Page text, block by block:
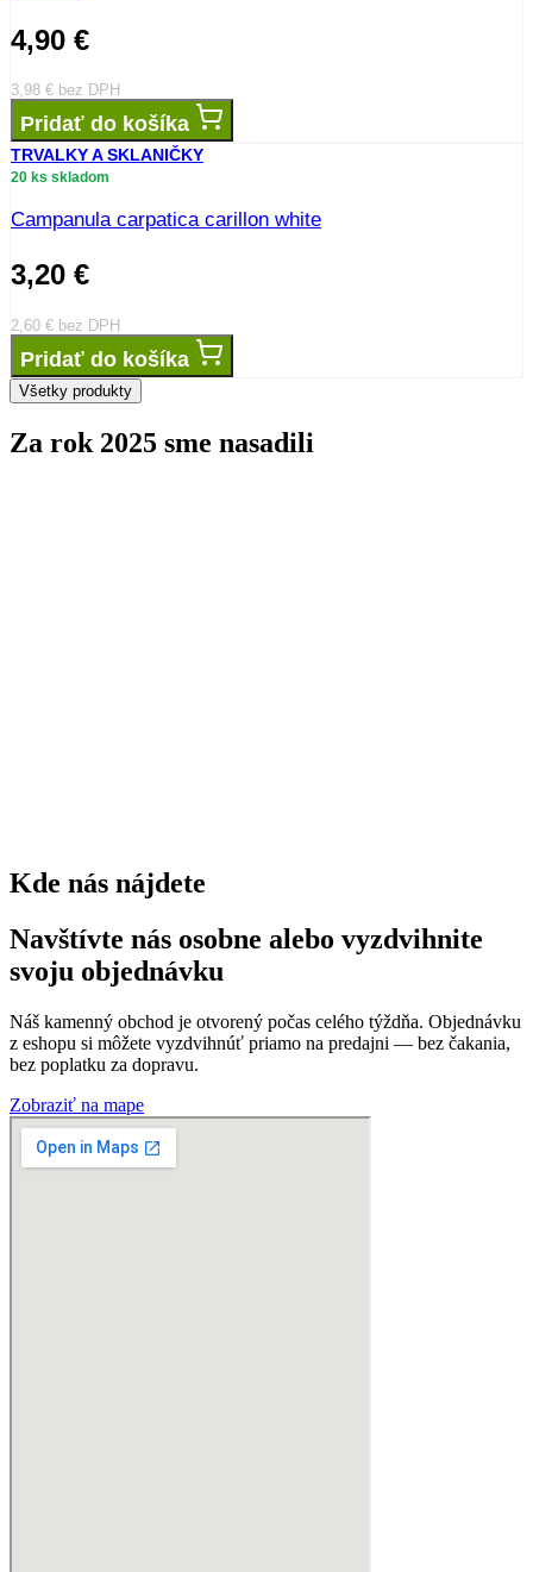
4,90 €
3,98 € bez DPH
Pridať do košíka
TRVALKY A SKLANIČKY
20 ks skladom
Campanula carpatica carillon white
3,20 €
2,60 € bez DPH
Pridať do košíka
Všetky produkty
Za rok 2025 sme nasadili
Kde nás nájdete
Navštívte nás osobne alebo vyzdvihnite
svoju objednávku
Náš kamenný obchod je otvorený počas celého týždňa. Objednávku
z eshopu si môžete vyzdvihnúť priamo na predajni — bez čakania,
bez poplatku za dopravu.
Zobraziť na mape